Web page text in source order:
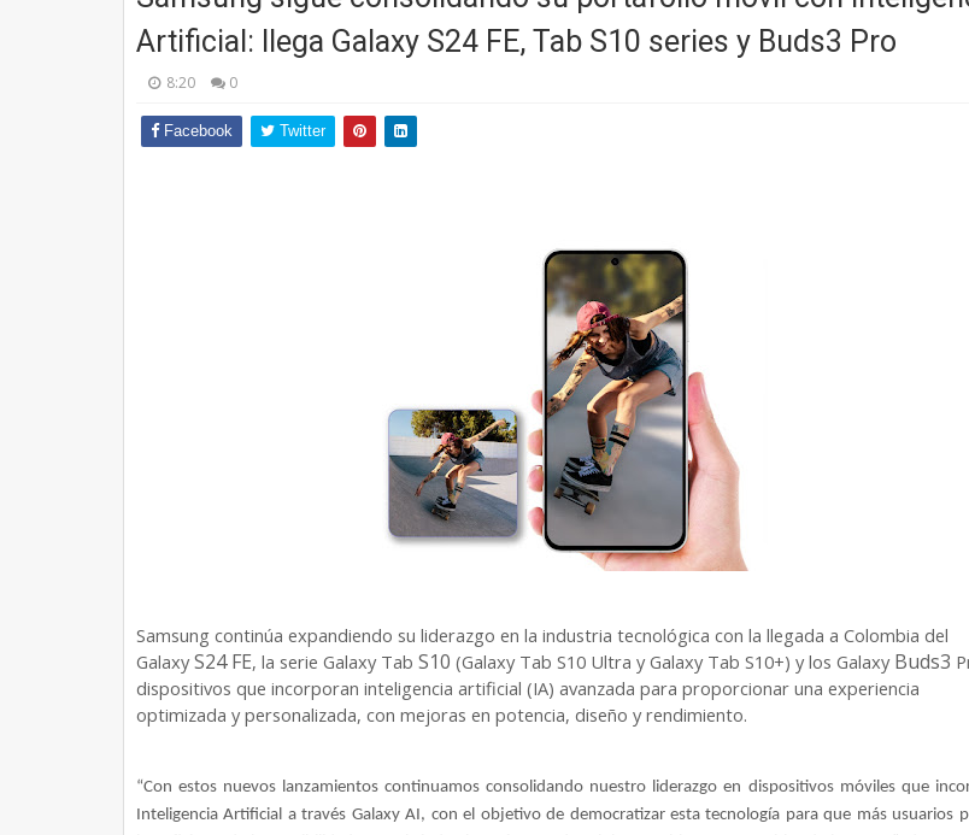
Artificial: llega Galaxy S24 FE, Tab S10 series y Buds3 Pro
8:20 0
Facebook Twitter
Samsung continúa expandiendo su liderazgo en la industria tecnológica con la llegada a Colombia del
GalaxyS24 FE, la serie Galaxy Tab S10 (Galaxy Tab S10 Ultra y Galaxy Tab S10+) y los Galaxy Buds3
dispositivos que incorporan inteligencia artificial (IA) avanzada para proporcionar una experiencia
optimizada y personalizada, con mejoras en potencia, diseño y rendimiento.
“Con estos nuevos lanzamientos continuamos consolidando nuestro liderazgo en dispositivos móviles que
Inteligencia Artificial a través Galaxy AI, con el objetivo de democratizar esta tecnología para que más usuarios